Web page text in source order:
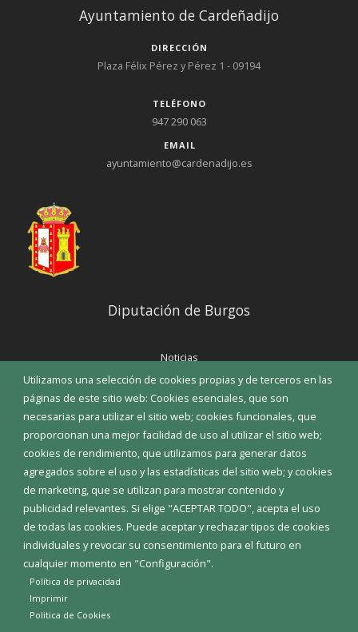
Utilizamos una selección de cookies propias y de terceros en las
páginas de este sitio web: Cookies esenciales, que son
necesarias para utilizar el sitio web; cookies funcionales, que
proporcionan una mejor facilidad de uso al utilizar el sitio web;
cookies de rendimiento, que utilizamos para generar datos
agregados sobre el uso y las estadísticas del sitio web; y cookies
de marketing, que se utilizan para mostrar contenido y
publicidad relevantes. Si elige "ACEPTAR TODO", acepta el uso
de todas las cookies. Puede aceptar y rechazar tipos de cookies
individuales y revocar su consentimiento para el futuro en
cualquier momento en "Configuración".
Política de privacidad
Imprimir
Politica de Cookies
Ayuntamiento de Cardeñadijo
DIRECCIÓN
Plaza Félix Pérez y Pérez 1 - 09194
TELÉFONO
947 290 063
EMAIL
ayuntamiento@cardenadijo.es
Diputación de Burgos
Noticias
Eventos
Corporación Municipal
Teléfonos de interés
INICIAR SESIÓN
MAPA WEB